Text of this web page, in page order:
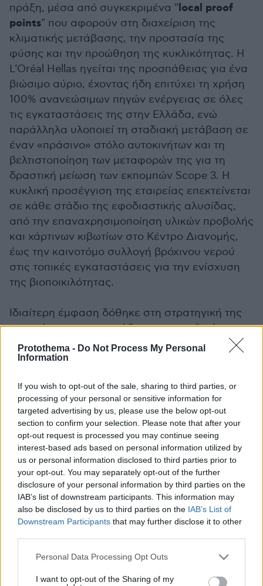
Protothema - Do Not Process My Personal
Information
If you wish to opt-out of the sale, sharing to third parties, or
processing of your personal or sensitive information for
targeted advertising by us, please use the below opt-out
section to confirm your selection. Please note that after your
opt-out request is processed you may continue seeing
interest-based ads based on personal information utilized by
us or personal information disclosed to third parties prior to
your opt-out. You may separately opt-out of the further
disclosure of your personal information by third parties on the
IAB’s list of downstream participants. This information may
also be disclosed by us to third parties on the IAB’s List of
Downstream Participants that may further disclose it to other
Please note that this website/app uses one or more Google
not limited to your visit or usage behaviour. You may click to
Personal Data Processing Opt Outs
I want to opt-out of the Sharing of my
πράξη, μέσα από συγκεκριμένα "local proof
points" που αφορούν στη διαχείριση της
κλιματικής μετάβασης, την προστασία της
φύσης και την προώθηση της κυκλικότητας. Η
L’Oréal Hellas ηγείται της προσπάθειας για ένα
βιώσιμο αύριο, έχοντας ήδη επιτύχει τη χρήση
100% ανανεώσιμων πηγών ενέργειας σε όλες
τις εγκαταστάσεις της στην Ελλάδα, ενώ
παράλληλα υλοποιεί τη σταδιακή μετάβαση σε
έναν «πράσινο» στόλο αυτοκινήτων και τη
βελτιστοποίηση των μεταφορών της για τη
δραστική μείωση των εκπομπών Scope 3. Η
κυκλική προσέγγιση της εταιρείας επεκτείνεται
σε κάθε στάδιο της εφοδιαστικής αλυσίδας,
από την επαναχρησιμοποίηση υλικών προβολής
και χάρτινων κιβωτίων στο Κέντρο Διανομής,
έως την καινοτόμο συλλογή βρόχινου νερού
στις τοπικές εγκαταστάσεις για την ενίσχυση
της βιοποικιλότητας.
Ιδιαίτερη έμφαση δόθηκε στη στρατηγική της
εταιρείας για την προώθηση της κυκλικότητας
μέσω της πρωτοβουλίας "Join the Refill
Movement", η οποία αναδείχθηκε ως ένας
υπεύθυνης ομορφιάς. Μέσα από την ανάπτυξη
refill προϊόντων και την εφαρμογή βιώσιμων
πρακτικών eco-design, η L’Oréal Hellas
επιδιώκει να επαναπροσδιορίσει τη σχέση του
καταναλωτή με το προϊόν, μετατρέποντας την
επαναπλήρωση σε μια καθημερινή, συνειδητή
επιλογή. Το "Join the Refill Movement ", δεν
αποτελεί απλώς μια τεχνική λύση για τη μείωση
της χρήσης πλαστικού, γυαλιού και αλουμινίου,
αλλά μια ουσιαστική αλλαγή κουλτούρας.
Ενθαρρύνοντας τους καταναλωτές να
διατηρούν την αρχική, πολυτελή συσκευασία